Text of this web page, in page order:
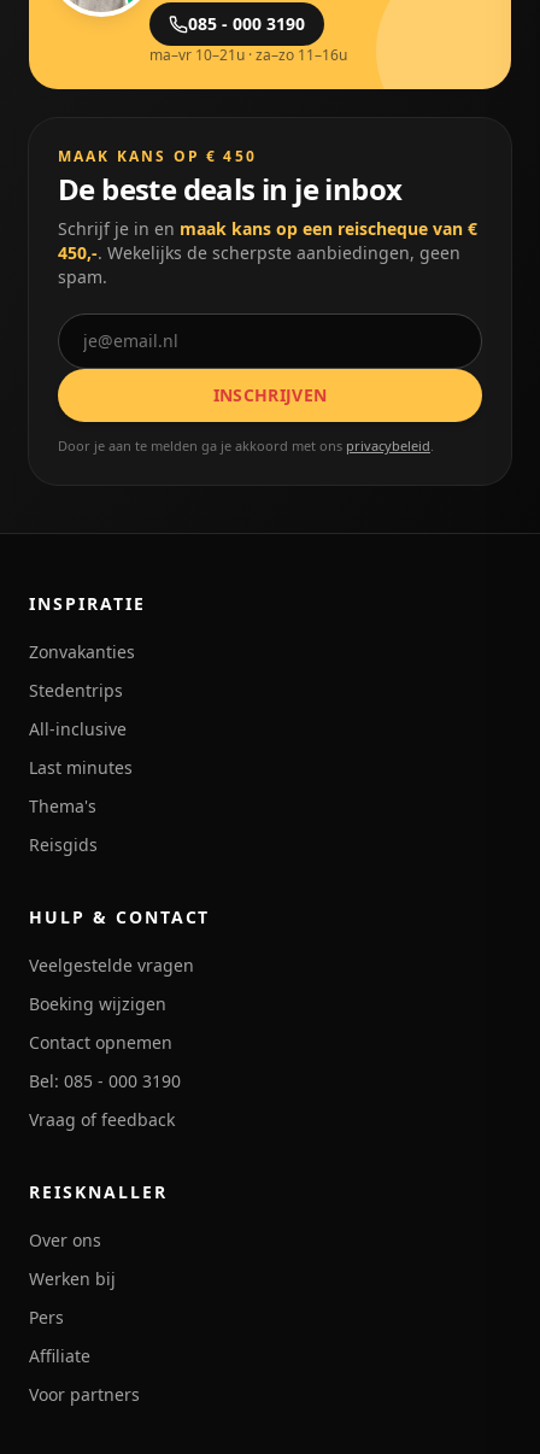
085 - 000 3190
ma–vr 10–21u · za–zo 11–16u
MAAK KANS OP € 450
De beste deals in je inbox
Schrijf je in en maak kans op een reischeque van €
450,-. Wekelijks de scherpste aanbiedingen, geen
spam.
INSCHRIJVEN
Door je aan te melden ga je akkoord met ons privacybeleid.
INSPIRATIE
Zonvakanties
Stedentrips
All-inclusive
Last minutes
Thema's
Reisgids
HULP & CONTACT
Veelgestelde vragen
Boeking wijzigen
Contact opnemen
Bel: 085 - 000 3190
Vraag of feedback
REISKNALLER
Over ons
Werken bij
Pers
Affiliate
Voor partners